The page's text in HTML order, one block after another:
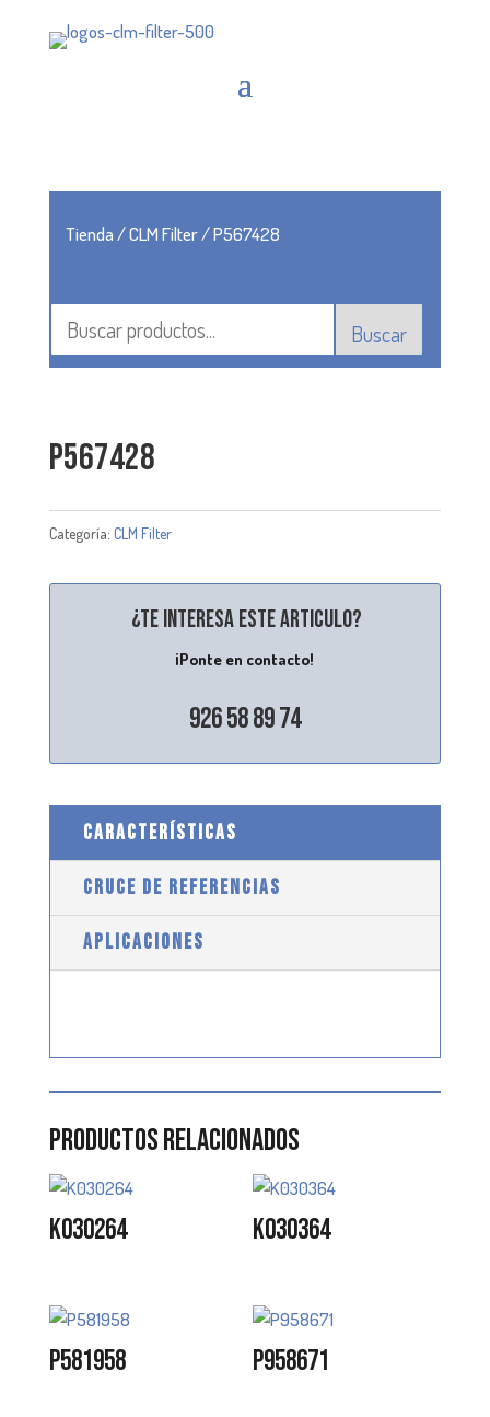
Tienda/CLM Filter/ P567428
Buscar
P567428
Categoría: CLM Filter
¿Te interesa este articulo?
¡Ponte en contacto!
926 58 89 74
CARACTERÍSTICAS
CRUCE DE REFERENCIAS
APLICACIONES
Productos relacionados
K030264 K030364
P581958 P958671